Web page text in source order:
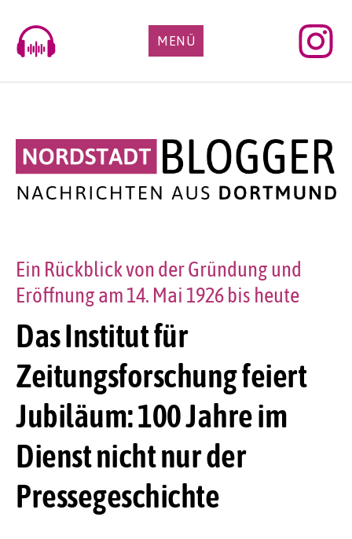
content
MENÜ
Das Institut für
Zeitungsforschung feiert
Jubiläum: 100 Jahre im
Dienst nicht nur der
Pressegeschichte
Ein Rückblick von der Gründung und
Eröffnung am 14. Mai 1926 bis heute